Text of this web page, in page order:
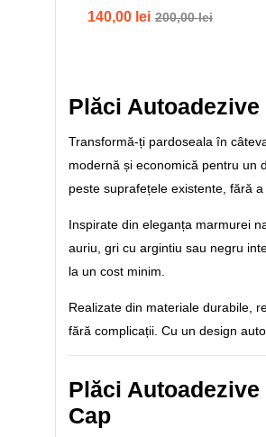
140,00 lei 200,00lei
Plăci
Transformă-ți pardoseala în
modernă și economică pentru un
peste suprafețele existente, fără
Inspirate din eleganța marmurei
auriu, gri cu argintiu sau negru
la un cost minim.
Realizate din materiale durabile,
fără complicații. Cu un design
Plăci
Cap